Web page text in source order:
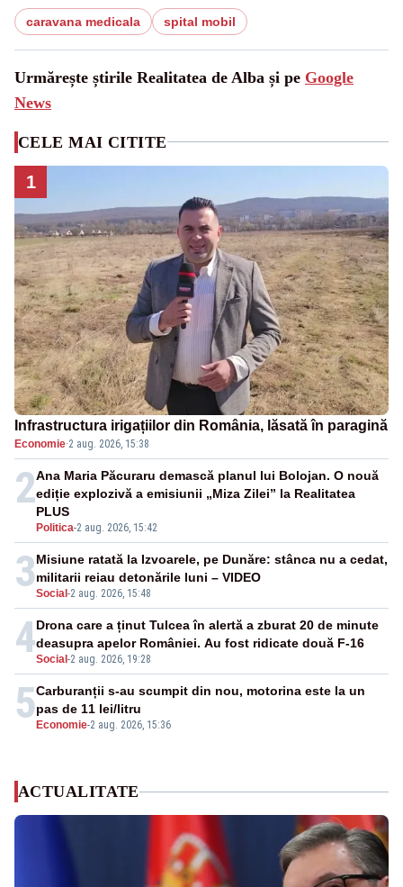
caravana medicala spital mobil
Urmărește știrile Realitatea de Alba și pe Google
News
CELE MAI CITITE
1
Infrastructura irigațiilor din România, lăsată în paragină
Economie·2 aug. 2026, 15:38
2
Politica-2 aug. 2026, 15:42
Ana Maria Păcuraru demască planul lui Bolojan. O nouă
ediție explozivă a emisiunii „Miza Zilei” la Realitatea
PLUS
3Social -2 aug. 2026, 15:48
Misiune ratată la Izvoarele, pe Dunăre: stânca nu a cedat,
militarii reiau detonările luni – VIDEO
4Social -2 aug. 2026, 19:28
Drona care a ținut Tulcea în alertă a zburat 20 de minute
deasupra apelor României. Au fost ridicate două F-16
5 Economie-2 aug. 2026, 15:36
Carburanții s-au scumpit din nou, motorina este la un
pas de 11 lei/litru
ACTUALITATE